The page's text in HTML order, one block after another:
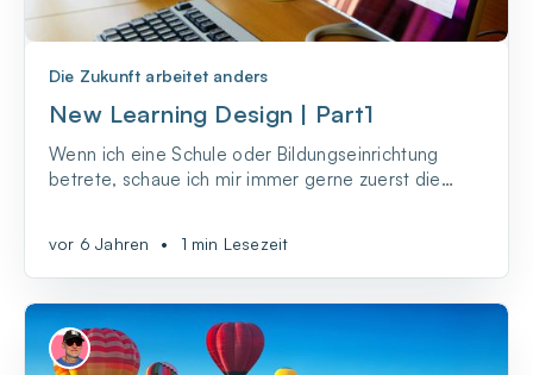
Die Zukunft arbeitet anders
New Learning Design | Part1
Wenn ich eine Schule oder Bildungseinrichtung
betrete, schaue ich mir immer gerne zuerst die
Technologie kann in ganz unterschiedlichen Formen
eine Rolle spielen.
vor 6 Jahren • 1 min Lesezeit